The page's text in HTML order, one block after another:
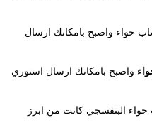
حواء واصبح بامكانك ارسال
واصبح بامكانك ارسال استوري
البنفسجي كانت من ابرز